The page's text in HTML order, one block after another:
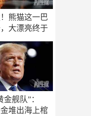
熊猫这一巴
大漂亮终于
舰队”：
堆出海上棺